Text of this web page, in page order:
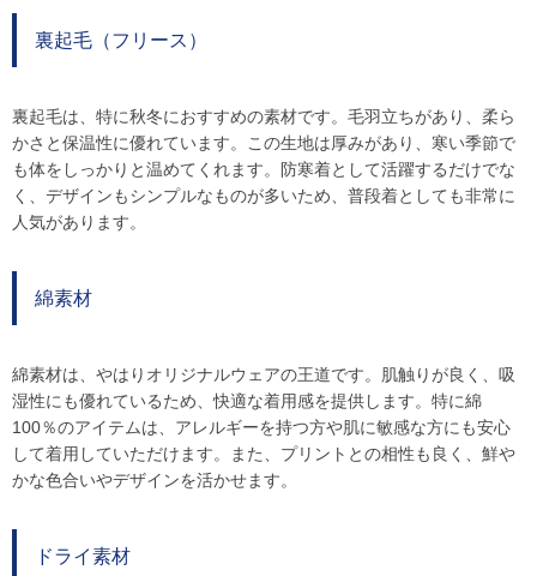
裏起毛（フリース）
裏起毛は、特に秋冬におすすめの素材です。毛羽立ちがあり、柔ら
かさと保温性に優れています。この生地は厚みがあり、寒い季節で
も体をしっかりと温めてくれます。防寒着として活躍するだけでな
く、デザインもシンプルなものが多いため、普段着としても非常に
人気があります。
綿素材
綿素材は、やはりオリジナルウェアの王道です。肌触りが良く、吸
湿性にも優れているため、快適な着用感を提供します。特に綿
100％のアイテムは、アレルギーを持つ方や肌に敏感な方にも安心
して着用していただけます。また、プリントとの相性も良く、鮮や
かな色合いやデザインを活かせます。
ドライ素材